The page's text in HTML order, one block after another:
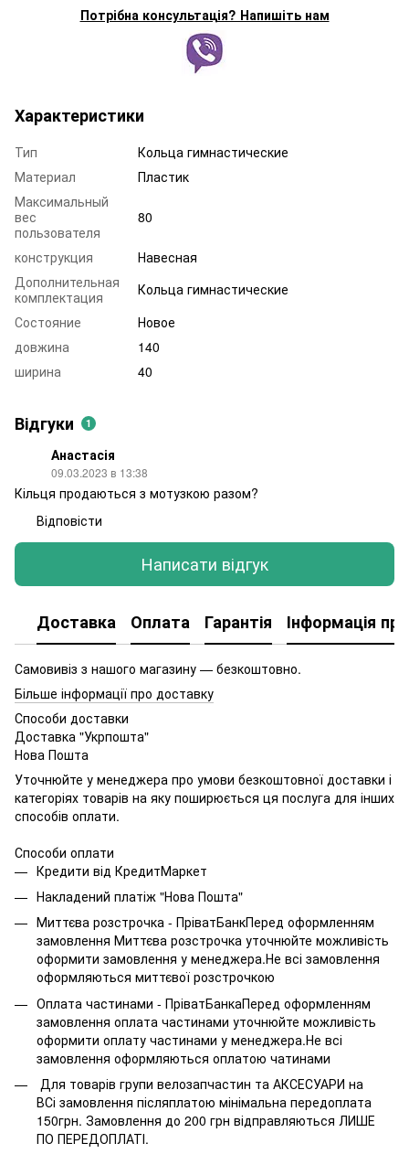
Потрібна консультація? Напишіть нам
Характеристики
Тип
Кольца гимнастические
Материал
Пластик
Максимальный
вес
пользователя
80
конструкция
Навесная
Дополнительная
комплектация
Кольца гимнастические
Состояние
Новое
довжина
140
ширина
40
Відгуки 1
Анастасія
09.03.2023 в 13:38
Кільця продаються з мотузкою разом?
Відповісти
Написати відгук
Доставка Оплата Гарантія Інформація
Самовивіз з нашого магазину — безкоштовно.
Більше інформації про доставку
Способи доставки
Доставка "Укрпошта"
Нова Пошта
Уточнюйте у менеджера про умови безкоштовної доставки і
категоріях товарів на яку поширюється ця послуга для інших
способів оплати.
Способи оплати
Кредити від КредитМаркет
Накладений платіж "Нова Пошта"
Миттєва розстрочка - ПріватБанкПеред оформленням
замовлення Миттєва розстрочка уточнюйте можливість
оформити замовлення у менеджера.Не всі замовлення
оформляються миттєвої розстрочкою
Оплата частинами - ПріватБанкаПеред оформленням
замовлення оплата частинами уточнюйте можливість
оформити оплату частинами у менеджера.Не всі
замовлення оформляються оплатою чатинами
Для товарів групи велозапчастин та АКСЕСУАРИ на
ВСі замовлення післяплатою мінімальна передоплата
150грн. Замовлення до 200 грн відправляються ЛИШЕ
ПО ПЕРЕДОПЛАТІ.